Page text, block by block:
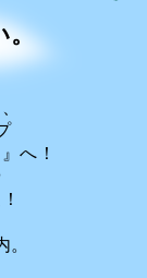
。
へ！